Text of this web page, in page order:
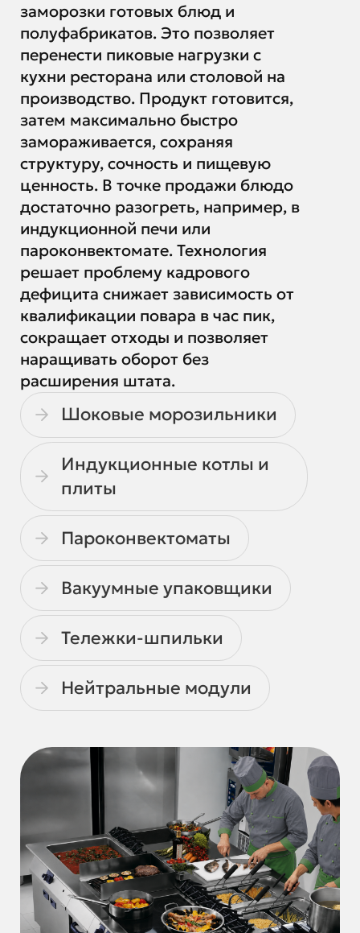
заморозки готовых блюд и
полуфабрикатов. Это позволяет
перенести пиковые нагрузки с
кухни ресторана или столовой на
производство. Продукт готовится,
затем максимально быстро
замораживается, сохраняя
структуру, сочность и пищевую
ценность. В точке продажи блюдо
достаточно разогреть, например, в
индукционной печи или
пароконвектомате. Технология
решает проблему кадрового
дефицита снижает зависимость от
квалификации повара в час пик,
сокращает отходы и позволяет
наращивать оборот без
расширения штата.
Шоковые морозильники
Индукционные котлы и
плиты
Пароконвектоматы
Вакуумные упаковщики
Тележки-шпильки
Нейтральные модули